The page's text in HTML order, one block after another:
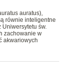
auratus),
równie inteligentne
Uniwersytetu św.
zachowanie w
akwariowych